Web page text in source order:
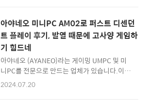
만, 역시 컴퓨터 PC로 연결해서 한번에 백업을
하고 싶다는 생각을 하게 되어 닌텐도 스위치에
서 컴퓨터로 스크린샷 이미지를 백업하는 방법
을 알아보았습니다. 1. 먼저 닌텐도 스위치를 케
이블로 연결을 합니다.닌텐도 스위치 화면에서,
'설정'으로 이동을 합니다.여기서 '데이터 관
리'로 들어간 다음...'화면 사진과 동영상 관
리'를 선택합니다.그리고 밑으로 내려가 보면
아야네오 미니PC AM02로 퍼스트 디센던
트 플레이 후기, 발열 때문에 고사양 게임하
기 힘드네
아야네오 (AYANEO)라는 게이밍 UMPC 및 미
니PC를 전문으로 만드는 업체가 있습니다.이
회사에서 만든 AYANEO AM02라는 레트로 디
2024.07.20